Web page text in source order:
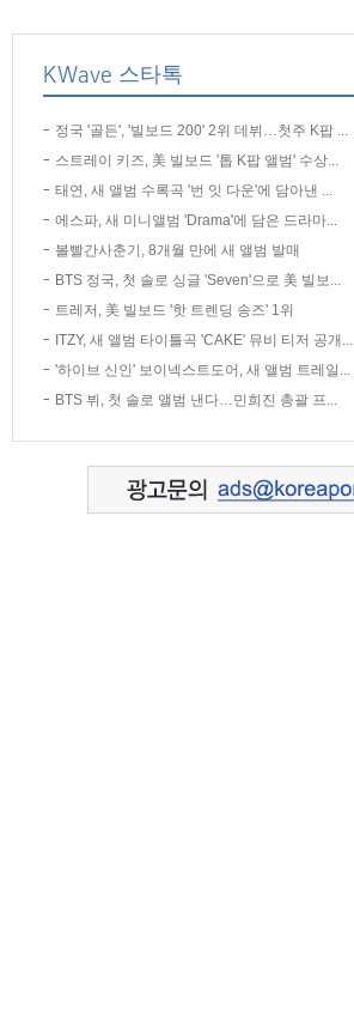
KWave 스타톡
정국 '골든', '빌보드 200' 2위 데뷔…첫주 K팝 ...
스트레이 키즈, 美 빌보드 '톱 K팝 앨범' 수상...
태연, 새 앨범 수록곡 '번 잇 다운'에 담아낸 ...
에스파, 새 미니앨범 'Drama'에 담은 드라마...
볼빨간사춘기, 8개월 만에 새 앨범 발매
BTS 정국, 첫 솔로 싱글 'Seven'으로 美 빌보...
트레저, 美 빌보드 '핫 트렌딩 송즈' 1위
ITZY, 새 앨범 타이틀곡 'CAKE' 뮤비 티저 공개...
'하이브 신인' 보이넥스트도어, 새 앨범 트레일...
BTS 뷔, 첫 솔로 앨범 낸다…민희진 총괄 프...